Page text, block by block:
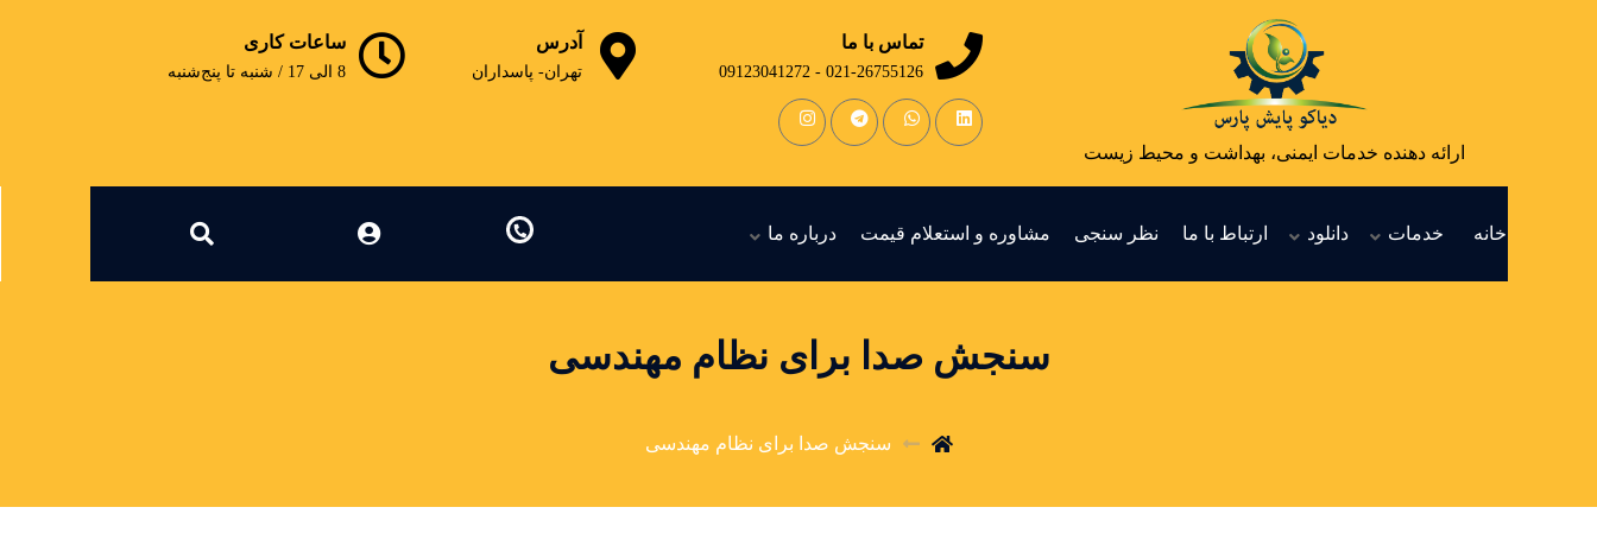
ارائه دهنده خدمات ایمنی، بهداشت و محیط زیست
تماس با ما
021-26755126 - 09123041272
آدرس
تهران- پاسداران
ساعات کاری
8 الی 17 / شنبه تا پنج‌شنبه
خانه خدمات دانلود ارتباط با ما نظر سنجی مشاوره و استعلام قیمت درباره ما
سنجش صدا برای نظام مهندسی
سنجش صدا برای نظام مهندسی